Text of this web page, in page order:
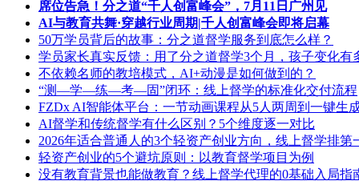
席位告急！分之道“千人创富峰会”，7月11日广州见
AI与教育共舞·穿越行业周期|千人创富峰会即将启幕
50万学员背后的故事：分之道督学服务到底怎么样？
学员家长真实反馈：用了分之道督学3个月，孩子变化有
不依赖名师的教培模式，AI+动漫是如何做到的？
“测—学—练—考—固”闭环：线上督学的标准化交付流程
FZDx AI智能体平台：一节动画课程从5人两周到一键生
AI督学和传统督学有什么区别？5个维度逐一对比
2026年适合普通人的3个轻资产创业方向，线上督学排第
轻资产创业的5个避坑原则：以教育督学项目为例
没有教育背景也能做教育？线上督学代理的0基础入局指